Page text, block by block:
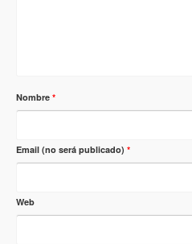
Nombre *
Email (no será publicado) *
Web